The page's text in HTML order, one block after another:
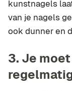
kunstnagels
van je nagels
ook dunner en
3. Je